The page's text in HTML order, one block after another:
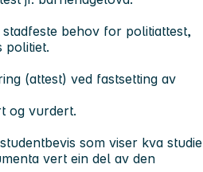
behov for politiattest,
politiet.
(attest) ved fastsetting av
og vurdert.
som viser kva studie
vert ein del av den